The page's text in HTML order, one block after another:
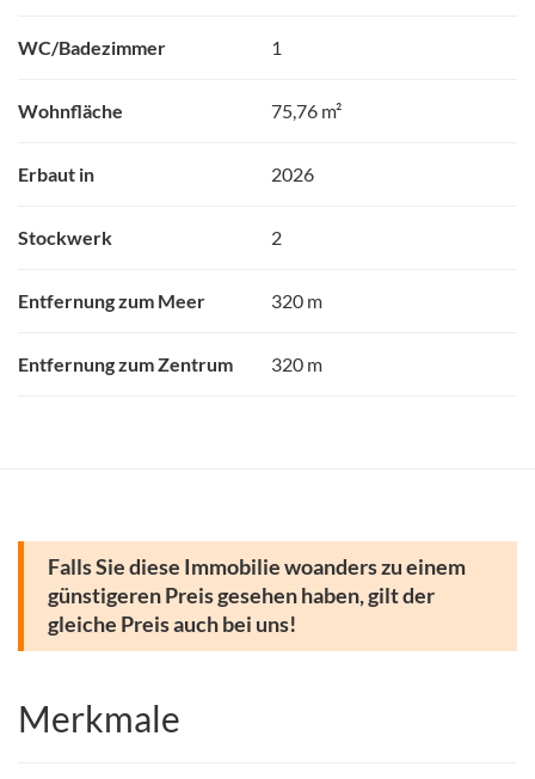
WC/Badezimmer 1
Wohnfläche 75,76 m²
Erbaut in 2026
Stockwerk 2
Entfernung zum Meer 320 m
Entfernung zum Zentrum 320 m
Falls Sie diese Immobilie woanders zu einem
günstigeren Preis gesehen haben, gilt der
gleiche Preis auch bei uns!
Merkmale